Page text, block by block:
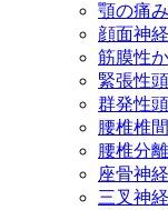
顎の痛み
顔面神
筋膜性
緊張性
群発性
腰椎椎
腰椎分
座骨神
三叉神